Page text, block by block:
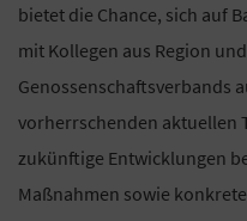
bietet die Chance, sich auf
mit Kollegen aus Region
Genossenschaftsverbands
vorherrschenden aktuellen
zukünftige Entwicklungen
Maßnahmen sowie